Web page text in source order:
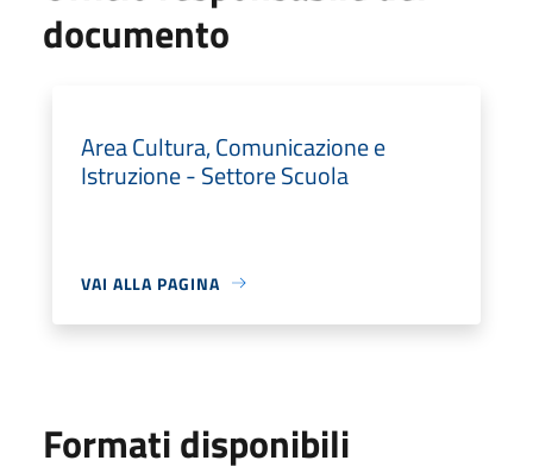
documento
Area Cultura, Comunicazione e
Istruzione - Settore Scuola
VAI ALLA PAGINA
Formati disponibili